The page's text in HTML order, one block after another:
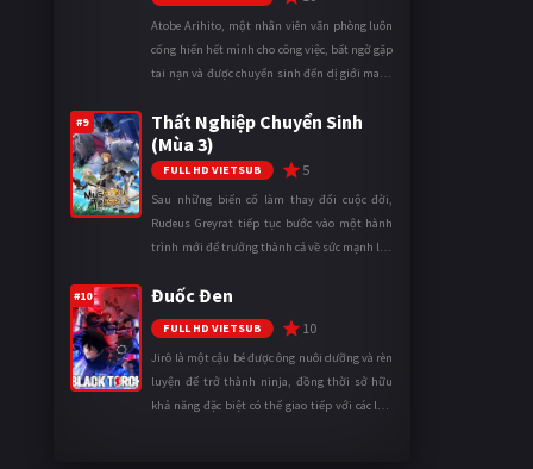
Atobe Arihito, một nhân viên văn phòng luôn
cống hiến hết mình cho công việc, bất ngờ gặp
tai nạn và được chuyển sinh đến dị giới mang
thành một mạo hiểm gi ...
#9
Thất Nghiệp Chuyển Sinh
(Mùa 3)
FULL HD VIETSUB 5
Sau những biến cố làm thay đổi cuộc đời,
Rudeus Greyrat tiếp tục bước vào một hành
trình mới để trưởng thành cả về sức mạnh lẫn
ngày càng khắc nghiệt, anh ...
#10 Đuốc Đen
FULL HD VIETSUB 10
Jirô là một cậu bé được ông nuôi dưỡng và rèn
luyện để trở thành ninja, đồng thời sở hữu
khả năng đặc biệt có thể giao tiếp với các loài